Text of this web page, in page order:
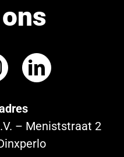
– Meniststraat 2